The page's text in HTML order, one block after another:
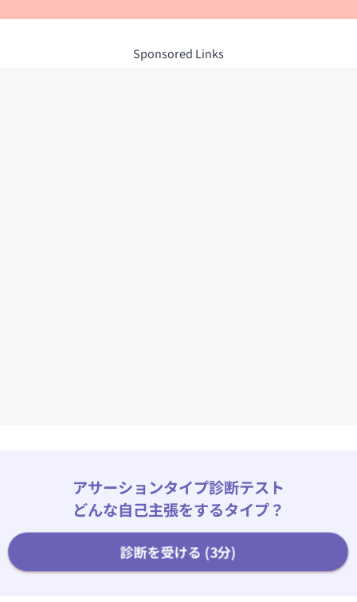
Sponsored Links
アサーションタイプ診断テスト
どんな自己主張をするタイプ？
診断を受ける (3分)